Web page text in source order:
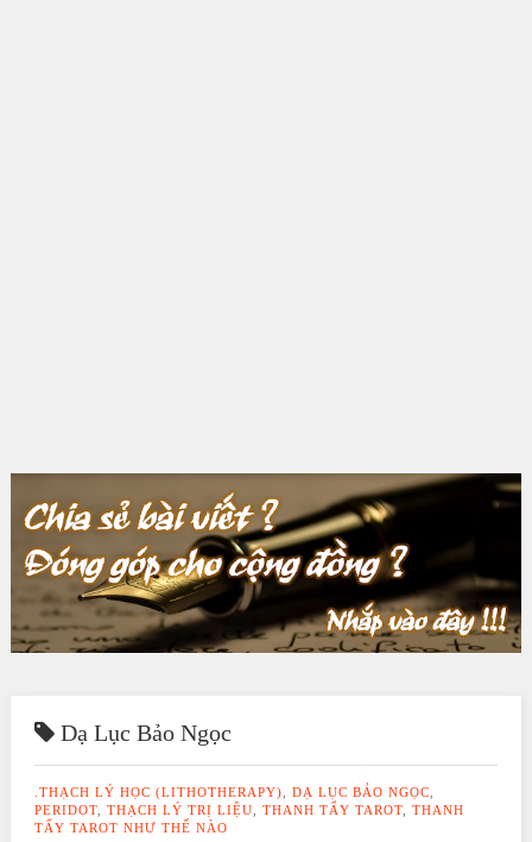
Dạ Lục Bảo Ngọc
.THẠCH LÝ HỌC (LITHOTHERAPY), DẠ LỤC BẢO NGỌC,
PERIDOT, THẠCH LÝ TRỊ LIỆU, THANH TẨY TAROT, THANH
TẨY TAROT NHƯ THẾ NÀO